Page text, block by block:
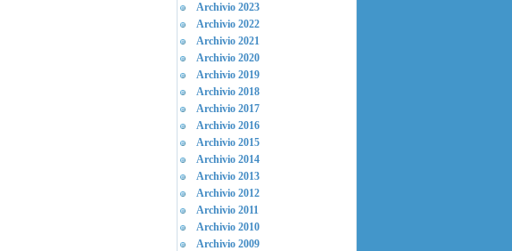
Archivio 2023
Archivio 2022
Archivio 2021
Archivio 2020
Archivio 2019
Archivio 2018
Archivio 2017
Archivio 2016
Archivio 2015
Archivio 2014
Archivio 2013
Archivio 2012
Archivio 2011
Archivio 2010
Archivio 2009